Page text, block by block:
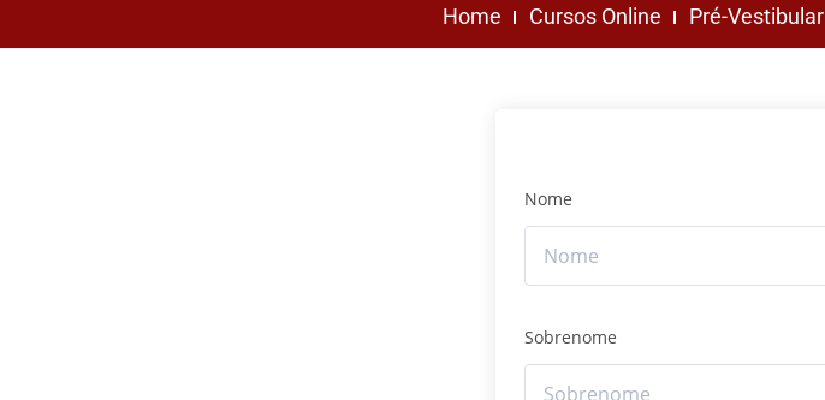
Home Cursos Online Pré-Vestibular
Nome
Sobrenome